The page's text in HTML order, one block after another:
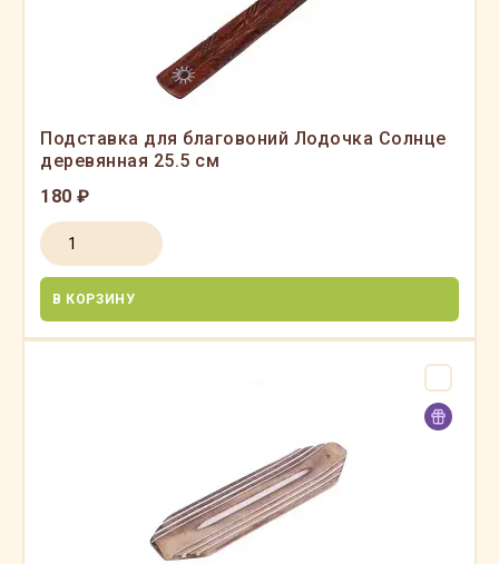
Подставка для благовоний Лодочка Солнце
деревянная 25.5 см
180 ₽
В КОРЗИНУ